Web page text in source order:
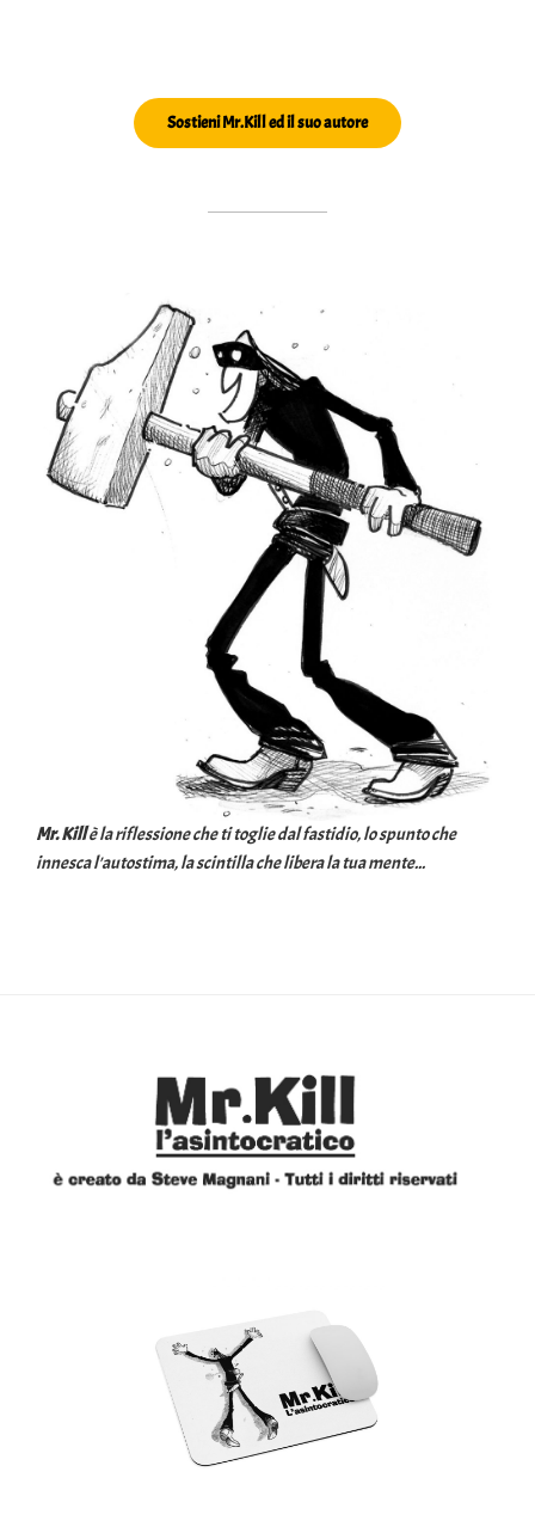
Sostieni Mr.Kill ed il suo autore
Mr. Killè la riflessione che ti toglie dal fastidio, lo spunto che
innesca l'autostima, la scintilla che libera la tua mente...